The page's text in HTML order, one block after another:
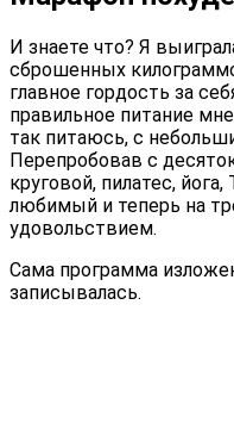
И знаете что? Я
сброшенных
главное гордость за
правильное питание
так питаюсь, с
Перепробовав с
круговой, пилатес,
любимый и теперь на
удовольствием.
Сама программа
записывалась.